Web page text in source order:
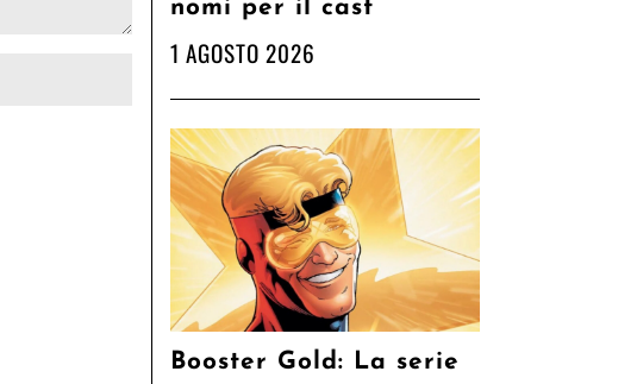
nomi per il cast
1 AGOSTO 2026
Booster Gold: La serie